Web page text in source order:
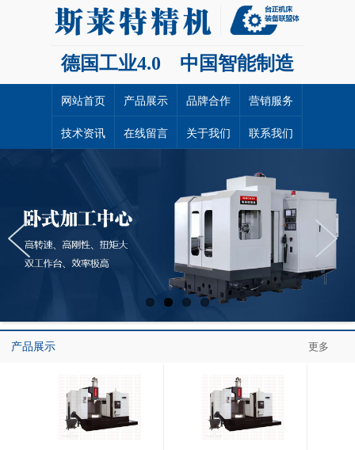
德国工业4.0 中国智能制造
网站首页 产品展示 品牌合作 营销服务
技术资讯 在线留言 关于我们 联系我们
产品展示 更多